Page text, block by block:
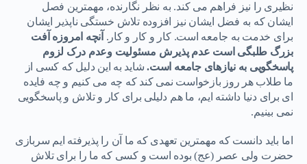
نظیری را نیز فراهم می کند. به نظر نگارنده، مهمترین فصل
ایشان که به فضل ایشان نیز افزوده تلاش خستگی ناپذیر ایشان
برای خدمت به جامعه است. کار و کار و کار. آنچه امروزه آفت
بزرگ طلبگی است عدم پذیرش مسئولیت وعدم درک لزوم
پاسخگویی به نیازهای جامعه است. شاید به این دلیل که کسی از
ما طلاب هر روز بازخواست نمی کند که چه می کنیم و چه فایده
ای برای دنیا داشته ایم، ما هم دلیلی برای کار و تلاش و پاسخگویی
نمی بینیم.
اما باید دانست که مهمترین تعهدی که ما آن را پذیرفته ایم سربازی
حضرت ولی عصر (عج) بوده است و کسی که ما را برای تلاش